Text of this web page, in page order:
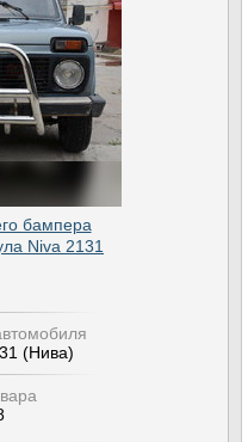
бампера
Niva 2131
(Нива)